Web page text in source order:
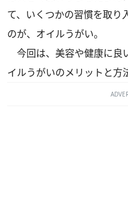
て、いくつかの習慣を取り
のが、オイルうがい。
今回は、美容や健康に良
イルうがいのメリットと方